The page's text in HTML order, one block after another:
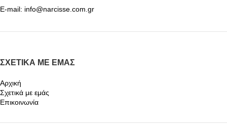
E-mail: info@narcisse.com.gr
ΣΧΕΤΙΚΆ ΜΕ ΕΜΆΣ
Αρχική
Σχετικά με εμάς
Επικοινωνία